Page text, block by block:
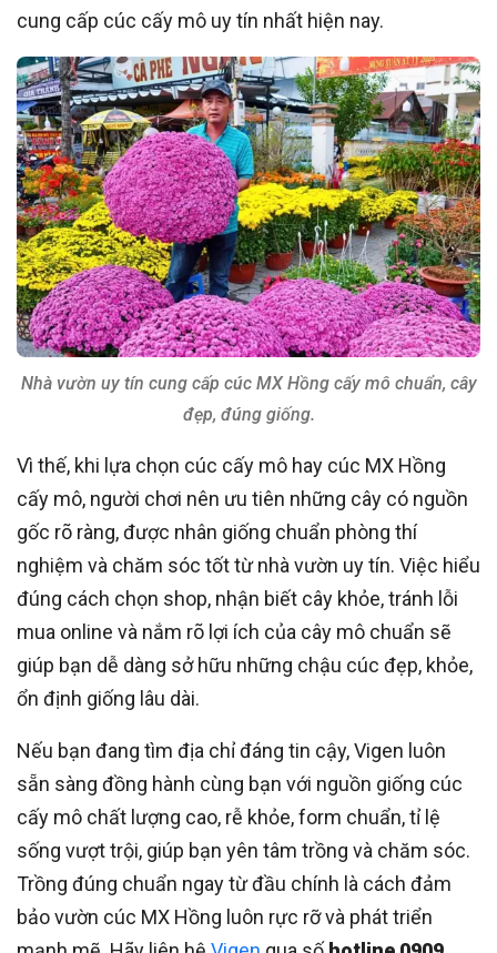
cung cấp cúc cấy mô uy tín nhất hiện nay.
Nhà vườn uy tín cung cấp cúc MX Hồng cấy mô chuẩn, cây
đẹp, đúng giống.
Vì thế, khi lựa chọn cúc cấy mô hay cúc MX Hồng
cấy mô, người chơi nên ưu tiên những cây có nguồn
gốc rõ ràng, được nhân giống chuẩn phòng thí
nghiệm và chăm sóc tốt từ nhà vườn uy tín. Việc hiểu
đúng cách chọn shop, nhận biết cây khỏe, tránh lỗi
mua online và nắm rõ lợi ích của cây mô chuẩn sẽ
giúp bạn dễ dàng sở hữu những chậu cúc đẹp, khỏe,
ổn định giống lâu dài.
Nếu bạn đang tìm địa chỉ đáng tin cậy, Vigen luôn
sẵn sàng đồng hành cùng bạn với nguồn giống cúc
cấy mô chất lượng cao, rễ khỏe, form chuẩn, tỉ lệ
sống vượt trội, giúp bạn yên tâm trồng và chăm sóc.
Trồng đúng chuẩn ngay từ đầu chính là cách đảm
bảo vườn cúc MX Hồng luôn rực rỡ và phát triển